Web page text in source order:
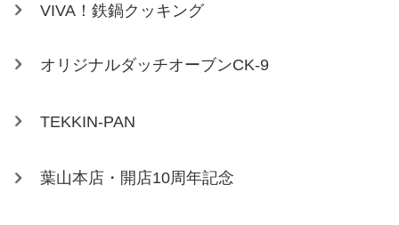
VIVA！鉄鍋クッキング
オリジナルダッチオーブンCK-9
TEKKIN-PAN
葉山本店・開店10周年記念